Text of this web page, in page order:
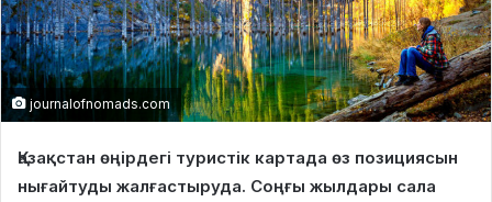
journalofnomads.com
Қазақстан өңірдегі туристік картада өз позициясын
нығайтуды жалғастыруда. Соңғы жылдары сала